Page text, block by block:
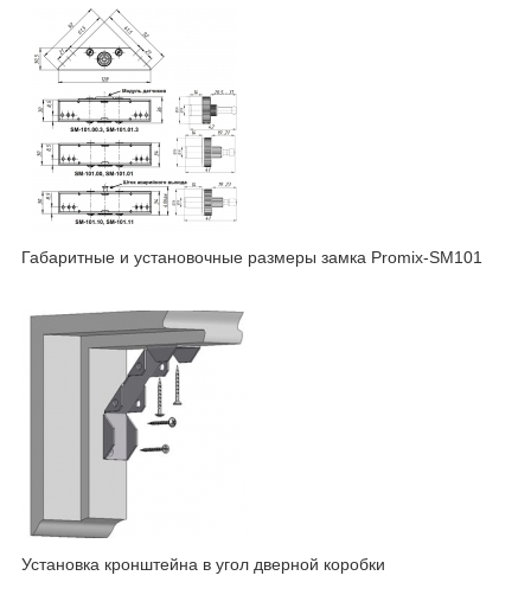
Габаритные и установочные размеры замка Promix-SM101
Установка кронштейна в угол дверной коробки